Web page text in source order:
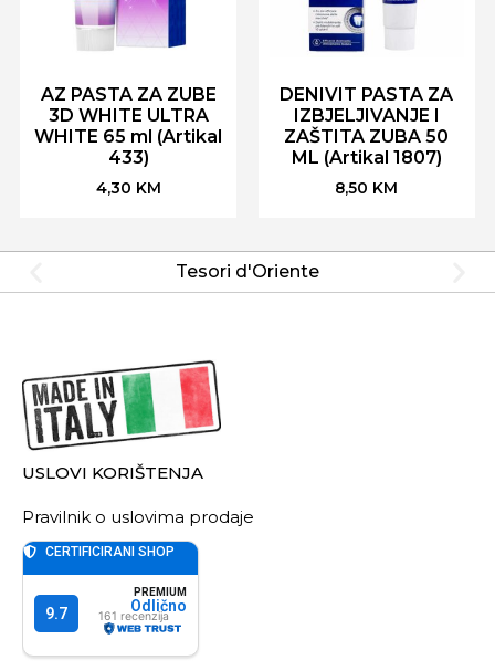
AZ PASTA ZA ZUBE
3D WHITE ULTRA
WHITE 65 ml (Artikal
433)
4,30 KM
DENIVIT PASTA ZA
IZBJELJIVANJE I
ZAŠTITA ZUBA 50
ML (Artikal 1807)
8,50 KM
Tesori d'Oriente
USLOVI KORIŠTENJA
Pravilnik o uslovima prodaje